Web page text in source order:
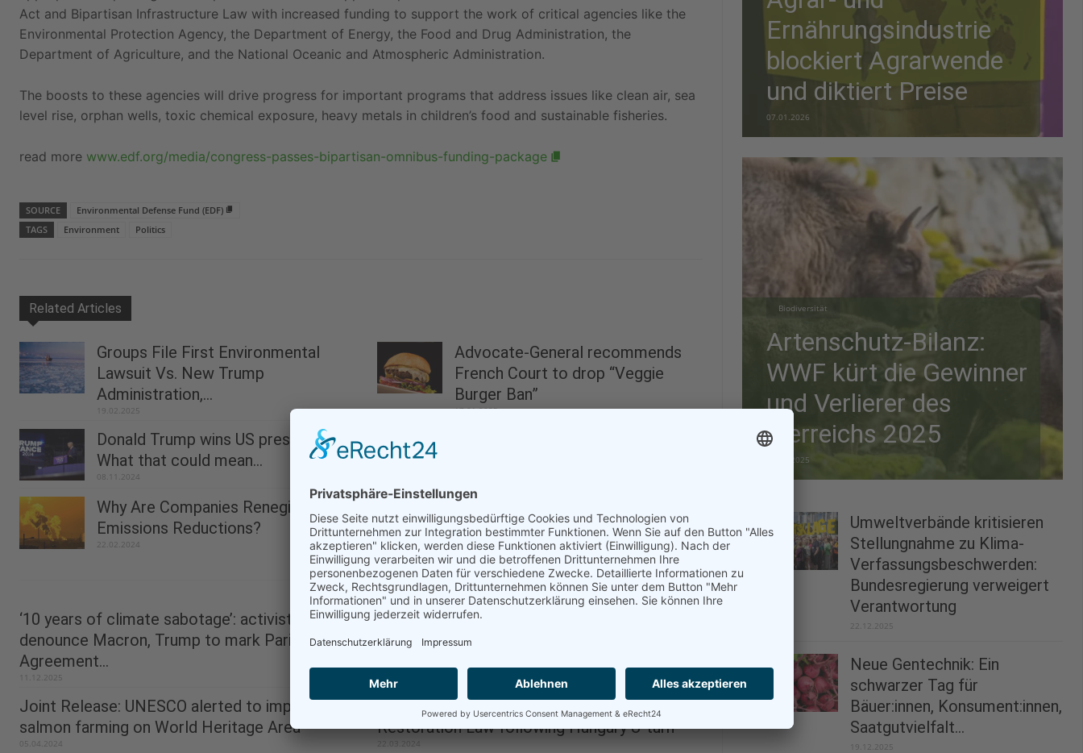
Act and Bipartisan Infrastructure Law with increased funding to support the work of critical agencies like the
Environmental Protection Agency, the Department of Energy, the Food and Drug Administration, the
Department of Agriculture, and the National Oceanic and Atmospheric Administration.
The boosts to these agencies will drive progress for important programs that address issues like clean air, sea
level rise, orphan wells, toxic chemical exposure, heavy metals in children’s food and sustainable fisheries.
read more www.edf.org/media/congress-passes-bipartisan-omnibus-funding-package
SOURCE
Environmental Defense Fund (EDF)
TAGS
Environment Politics
Related Articles
Groups File First Environmental
Lawsuit Vs. New Trump
Administration,...
19.02.2025
Advocate-General recommends
French Court to drop “Veggie
Burger Ban”
17.01.2025
Donald Trump wins US presidency.
What that could mean...
08.11.2024
Why Are Companies Reneging On
Emissions Reductions?
22.02.2024
Transforming food systems could
create multi-trillion dollars of
economic...
29.01.2024
‘10 years of climate sabotage’: activists
denounce Macron, Trump to mark Paris
Agreement...
11.12.2025
Earthjustice Slams Congressional Votes on
Anti-Environmental Bills
Joint Release: UNESCO alerted to impact of
salmon farming on World Heritage Area
05.04.2024
Member States betray deal on Nature
Restoration Law following Hungary U‑turn
22.03.2024
Ernährungsindustrie
blockiert Agrarwende
und diktiert Preise
07.01.2026
Biodiversität
Artenschutz-Bilanz:
WWF kürt die Gewinner
und Verlierer des
Tierreichs 2025
28.12.2025
Umweltverbände kritisieren
Stellungnahme zu Klima-
Verfassungsbeschwerden:
Bundesregierung verweigert
Verantwortung
22.12.2025
Neue Gentechnik: Ein
schwarzer Tag für
Bäuer:innen, Konsument:innen,
Saatgutvielfalt...
19.12.2025